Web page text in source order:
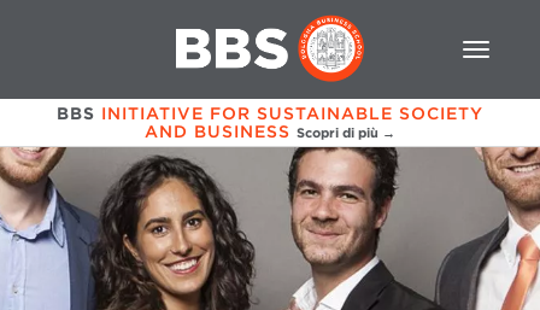
BBS INITIATIVE FOR SUSTAINABLE SOCIETY
AND BUSINESS Scopri di più →